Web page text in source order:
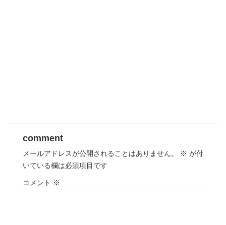
comment
メールアドレスが公開されることはありません。 ※ が付
いている欄は必須項目です
コメント ※